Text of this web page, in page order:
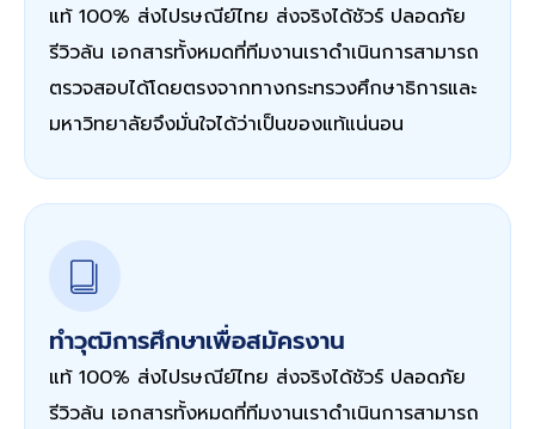
แท้ 100% ส่งไปรษณีย์ไทย ส่งจริงได้ชัวร์ ปลอดภัย
รีวิวล้น เอกสารทั้งหมดที่ทีมงานเราดำเนินการสามารถ
ตรวจสอบได้โดยตรงจากทางกระทรวงศึกษาธิการและ
มหาวิทยาลัยจึงมั่นใจได้ว่าเป็นของแท้แน่นอน
ทำวุฒิการศึกษาเพื่อสมัครงาน
แท้ 100% ส่งไปรษณีย์ไทย ส่งจริงได้ชัวร์ ปลอดภัย
รีวิวล้น เอกสารทั้งหมดที่ทีมงานเราดำเนินการสามารถ